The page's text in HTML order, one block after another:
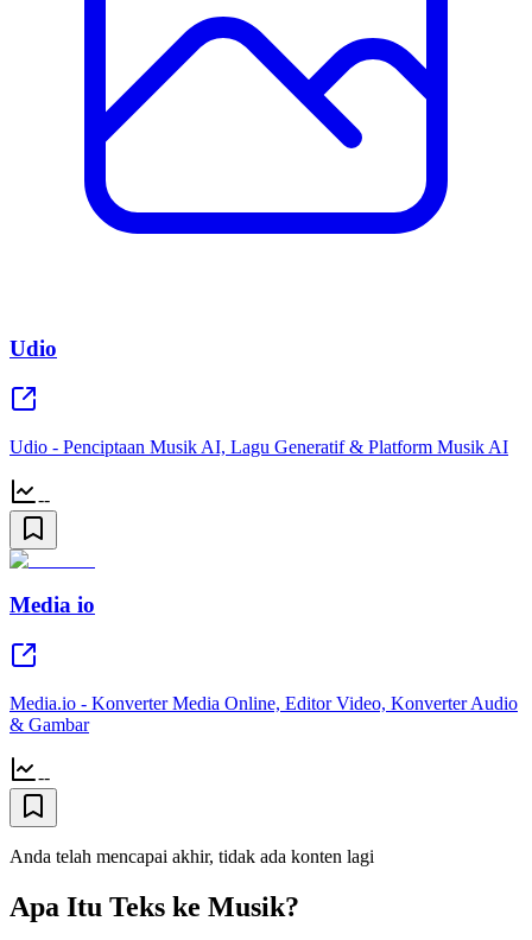
Udio
Udio - Penciptaan Musik AI, Lagu Generatif & Platform Musik AI
--
Media io
Media.io - Konverter Media Online, Editor Video, Konverter Audio
& Gambar
--
Anda telah mencapai akhir, tidak ada konten lagi
Apa Itu Teks ke Musik?